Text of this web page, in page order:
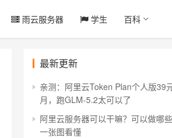
雨云服务器 学生 百科
最新更新
亲测：阿里云Token Plan个人版39
月，跑GLM-5.2太可以了
阿里云服务器可以干嘛？可以做哪些
一张图看懂